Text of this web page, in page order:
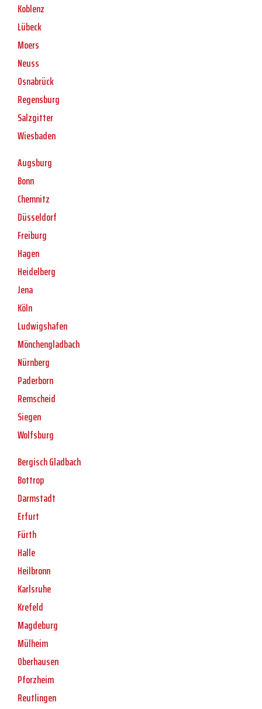
Koblenz
Lübeck
Moers
Neuss
Osnabrück
Regensburg
Salzgitter
Wiesbaden
Augsburg
Bonn
Chemnitz
Düsseldorf
Freiburg
Hagen
Heidelberg
Jena
Köln
Ludwigshafen
Mönchengladbach
Nürnberg
Paderborn
Remscheid
Siegen
Wolfsburg
Bergisch Gladbach
Bottrop
Darmstadt
Erfurt
Fürth
Halle
Heilbronn
Karlsruhe
Krefeld
Magdeburg
Mülheim
Oberhausen
Pforzheim
Reutlingen